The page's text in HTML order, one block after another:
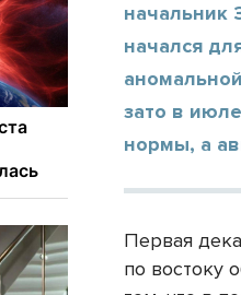
начальник
начался
зато в
нормы, а
Первая
по востоку